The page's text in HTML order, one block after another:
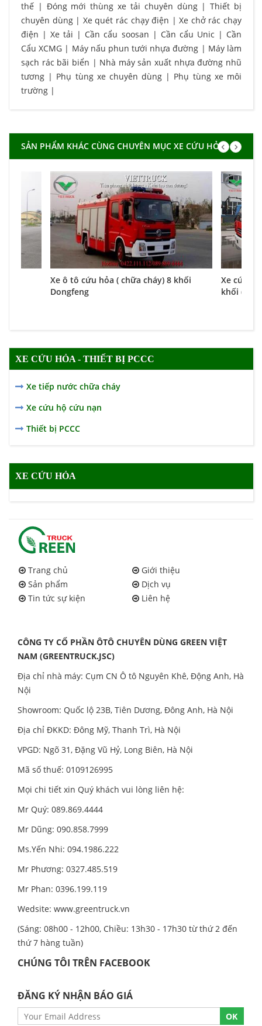
thế | Đóng mới thùng xe tải chuyên dùng|Thiết bị
chuyên dùng| Xe quét rác chạy điện |Xe chở rác chạy
điện |Xe tải | Cần cẩu soosan | Cần cẩu Unic | Cần
Cẩu XCMG | Máy nấu phun tưới nhựa đường | Máy làm
sạch rác bãi biển | Nhà máy sản xuất nhựa đường nhũ
tương | Phụ tùng xe chuyên dùng | Phụ tùng xe môi
trường |
SẢN PHẨM KHÁC CÙNG CHUYÊN MỤC XE CỨU HỎA
Xe ô tô cứu hỏa ( chữa cháy) 8 khối
Dongfeng
Xe cứu
khối
XE CỨU HỎA - THIẾT BỊ PCCC
Xe tiếp nước chữa cháy
Xe cứu hộ cứu nạn
Thiết bị PCCC
XE CỨU HỎA
Trang chủ
Giới thiệu
Sản phẩm
Dịch vụ
Tin tức sự kiện
Liên hệ
CÔNG TY CỔ PHẦN ÔTÔ CHUYÊN DÙNG GREEN VIỆT
NAM (GREENTRUCK.JSC)
Địa chỉ nhà máy: Cụm CN Ô tô Nguyên Khê, Động Anh, Hà
Nội
Showroom: Quốc lộ 23B, Tiên Dương, Đông Anh, Hà Nội
Địa chỉ ĐKKD: Đông Mỹ, Thanh Trì, Hà Nội
VPGD: Ngõ 31, Đặng Vũ Hỷ, Long Biên, Hà Nội
Mã số thuế: 0109126995
Mọi chi tiết xin Quý khách vui lòng liên hệ:
Mr Quý: 089.869.4444
Mr Dũng: 090.858.7999
Ms.Yến Nhi: 094.1986.222
Mr Phương: 0327.485.519
Mr Phan: 0396.199.119
Wedsite: www.greentruck.vn
(Sáng: 08h00 - 12h00, Chiều: 13h30 - 17h30 từ thứ 2 đến
thứ 7 hàng tuần)
CHÚNG TÔI TRÊN FACEBOOK
ĐĂNG KÝ NHẬN BÁO GIÁ